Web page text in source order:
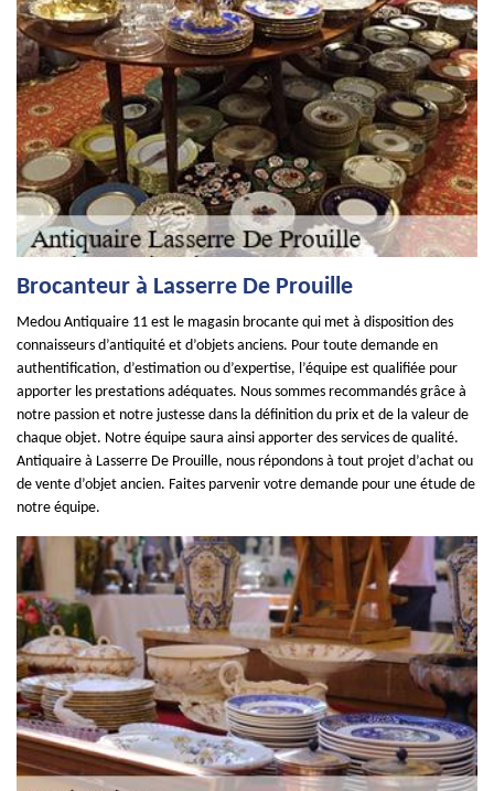
Brocanteur à Lasserre De Prouille
Medou Antiquaire 11 est le magasin brocante qui met à disposition des
connaisseurs d’antiquité et d’objets anciens. Pour toute demande en
authentification, d’estimation ou d’expertise, l’équipe est qualifiée pour
apporter les prestations adéquates. Nous sommes recommandés grâce à
notre passion et notre justesse dans la définition du prix et de la valeur de
chaque objet. Notre équipe saura ainsi apporter des services de qualité.
Antiquaire à Lasserre De Prouille, nous répondons à tout projet d’achat ou
de vente d’objet ancien. Faites parvenir votre demande pour une étude de
notre équipe.